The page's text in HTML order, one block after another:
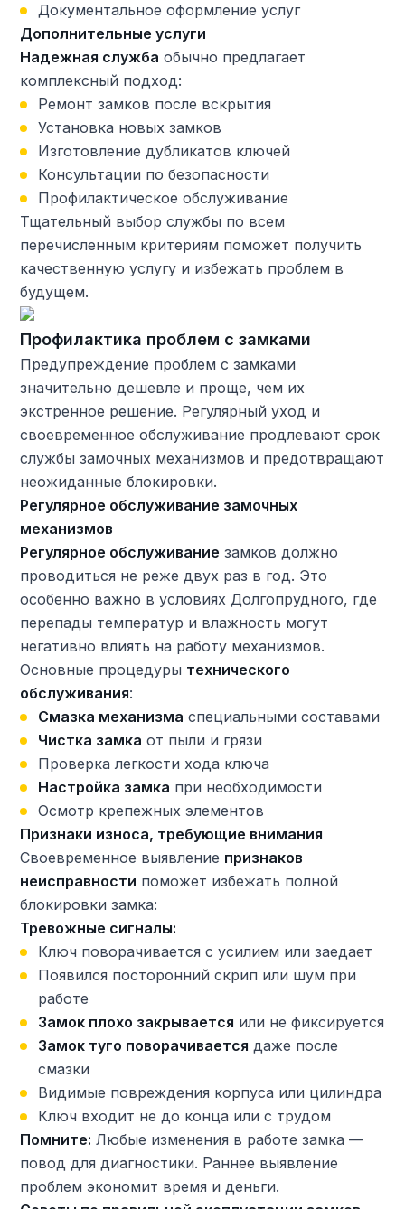
Документальное оформление услуг
Дополнительные услуги
Надежная служба обычно предлагает
комплексный подход:
Ремонт замков после вскрытия
Установка новых замков
Изготовление дубликатов ключей
Консультации по безопасности
Профилактическое обслуживание
Тщательный выбор службы по всем
перечисленным критериям поможет получить
качественную услугу и избежать проблем в
будущем.
Профилактика проблем с замками
Предупреждение проблем с замками
значительно дешевле и проще, чем их
экстренное решение. Регулярный уход и
своевременное обслуживание продлевают срок
службы замочных механизмов и предотвращают
неожиданные блокировки.
Регулярное обслуживание замочных
механизмов
Регулярное обслуживание замков должно
проводиться не реже двух раз в год. Это
особенно важно в условиях Долгопрудного, где
перепады температур и влажность могут
негативно влиять на работу механизмов.
Основные процедуры технического
обслуживания:
Смазка механизма специальными составами
Чистка замка от пыли и грязи
Проверка легкости хода ключа
Настройка замка при необходимости
Осмотр крепежных элементов
Признаки износа, требующие внимания
Своевременное выявление признаков
неисправности поможет избежать полной
блокировки замка:
Тревожные сигналы:
Ключ поворачивается с усилием или заедает
Появился посторонний скрип или шум при
работе
Замок плохо закрывается или не фиксируется
Замок туго поворачивается даже после
смазки
Видимые повреждения корпуса или цилиндра
Ключ входит не до конца или с трудом
Помните: Любые изменения в работе замка —
повод для диагностики. Раннее выявление
проблем экономит время и деньги.